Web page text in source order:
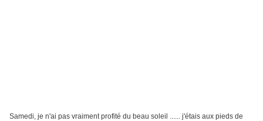
Samedi, je n'ai pas vraiment profité du beau soleil ...... j'étais aux pieds de